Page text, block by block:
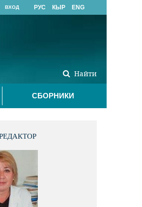
Найти
СБОРНИКИ
ВХОД РУС КЫР ENG